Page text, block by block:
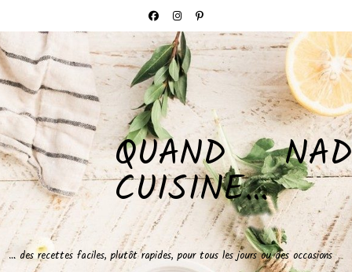
QUAND NAD
CUISINE…
… des recettes faciles, plutôt rapides, pour tous les jours ou des occasions